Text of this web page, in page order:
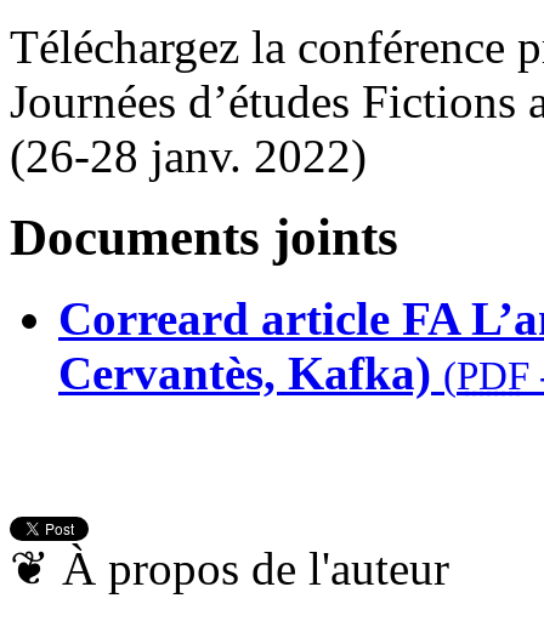
Téléchargez la conférence
Journées d’études
(26-28 janv. 2022)
Documents joints
Correard article FA
Cervantès, Kafka) (PDF
❦ À propos de l'auteur